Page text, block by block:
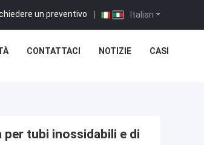
Italian
un preventivo |
CONTATTACI NOTIZIE CASI
tubi inossidabili e di